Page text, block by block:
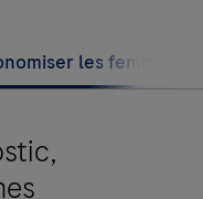
les femmes